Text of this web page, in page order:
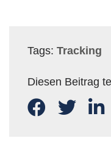
Tags: Tracking
Diesen Beitrag